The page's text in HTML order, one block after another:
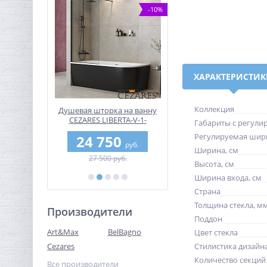
-30%
Смеситель для раковины
высокий CEZARES SLIDER-
LC-GM-W0
9 695руб.
13 850 руб.
Душевая дверь
UNO-195-BF-3-110-
25 650 руб.
28 500 руб.
Производители
Art&Max
BelBagno
Cezares
Все производители
Коллекция
Габариты с
Регулируемая
Ширина, см
Высота, см
Ширина входа, см
Страна
Толщина стекла,
Поддон
Цвет стекла
Стилистика
Количество